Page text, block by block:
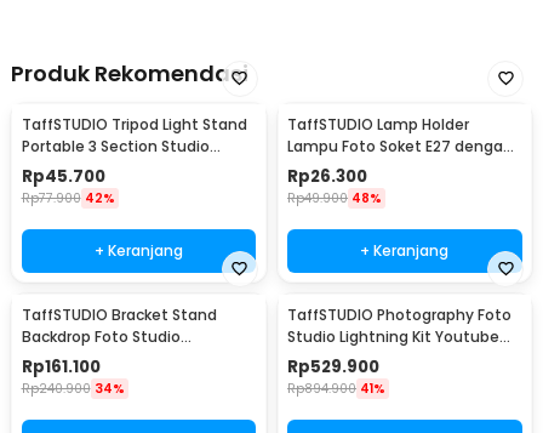
Produk Rekomendasi
TaffSTUDIO Tripod Light Stand
Portable 3 Section Studio
Lighting 2M - SN303
Rp45.700
Rp77.900 42%
+ Keranjang
TaffSTUDIO Lamp Holder
Lampu Foto Soket E27 dengan
Dudukan Payung Kabel 1.6M -
HQ-DZ001
Rp26.300
Rp49.900 48%
+ Keranjang
TaffSTUDIO Bracket Stand
Backdrop Foto Studio
190x300cm - BS-300
Rp161.100
Rp240.900 34%
TaffSTUDIO Photography Foto
Studio Lightning Kit Youtube
Vlog - D-HZ7
Rp529.900
Rp894.900 41%